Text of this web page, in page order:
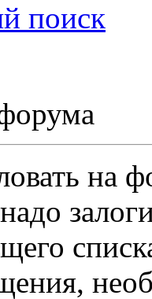
поиск
на